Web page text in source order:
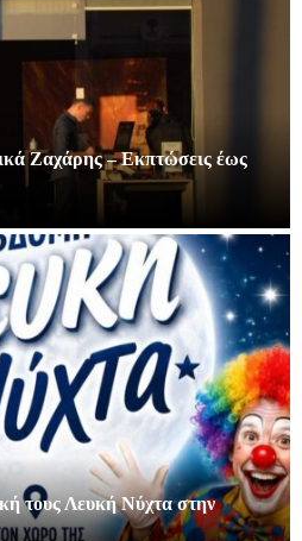
Ζαχάρης – Εκπτώσεις έως
τους Λευκή Νύχτα στην